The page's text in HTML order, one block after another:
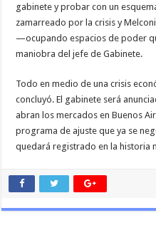
gabinete y probar con un
zamarreado por la crisis y
—ocupando espacios de poder
maniobra del jefe de Gabinete.
Todo en medio de una crisis
concluyó. El gabinete será
abran los mercados en Buenos
programa de ajuste que ya se
quedará registrado en la historia